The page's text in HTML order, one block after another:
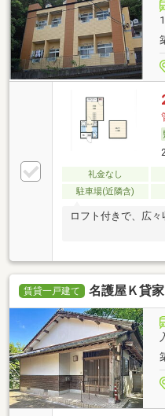
礼金なし
駐車場(近隣含)
ロフト付きで、広々
賃貸一戸建て 名護屋Ｋ貸家